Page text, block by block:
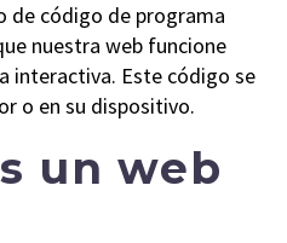
de código de programa
nuestra web funcione
interactiva. Este código se
o en su dispositivo.
un web